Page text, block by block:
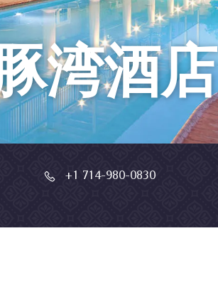
湾酒店
+1 714-980-0830